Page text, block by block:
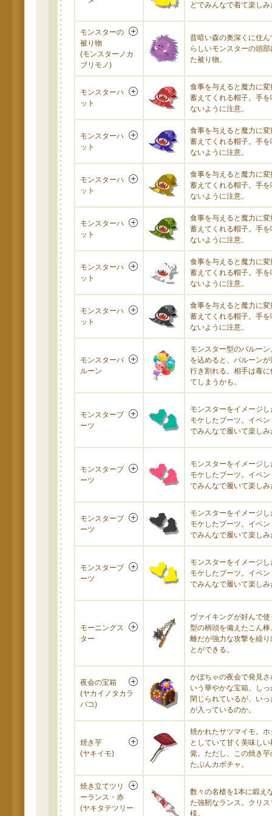
どでみんなで着て楽し
モンスターの
被り物
(モンスターノカ
ブリモノ)
昔暗い森の奥深くに住ん
らしいモンスターの頭
た被り物。
モンスターハ
ット
食事を与えると魔力に変
蓄えてくれる帽子。手を
ないように注意。
モンスターハ
ット
食事を与えると魔力に変
蓄えてくれる帽子。手を
ないように注意。
モンスターハ
ット
食事を与えると魔力に変
蓄えてくれる帽子。手を
ないように注意。
モンスターハ
ット
食事を与えると魔力に変
蓄えてくれる帽子。手を
ないように注意。
モンスターハ
ット
食事を与えると魔力に変
蓄えてくれる帽子。手を
ないように注意。
モンスターハ
ット
食事を与えると魔力に変
蓄えてくれる帽子。手を
ないように注意。
モンスターバ
ルーン
モンスター型のバルーン
を込めると、バルーンが
行き割れる。相手は毒に
てしまうかも。
モンスターブ
ーツ
モンスターをイメージし
モケしたブーツ。イベン
でみんなで履いて楽しみ
モンスターブ
ーツ
モンスターをイメージし
モケしたブーツ。イベン
でみんなで履いて楽しみ
モンスターブ
ーツ
モンスターをイメージし
モケしたブーツ。イベン
でみんなで履いて楽しみ
モンスターブ
ーツ
モンスターをイメージし
モケしたブーツ。イベン
でみんなで履いて楽しみ
モーニングス
ター
ヴァイキングが好んで使
型の柄頭を備えたこん棒
離だが強力な攻撃を繰り
とができる。
夜会の宝箱
(ヤカイノタカラ
バコ)
かぼちゃの夜会で発見さ
いう華やかな宝箱。しっ
閉じられているが、いっ
が入っているのか。
焼き芋
(ヤキイモ)
焼かれたサツマイモ。ホ
としていて甘く美味し
覚。ただし、この焼き芋
たぶんカボチャ。
焼き立てツリ
ーランス・赤
(ヤキタテツリー
数々の名槍を1本に鍛え
た強靭なランス。クリス
様。